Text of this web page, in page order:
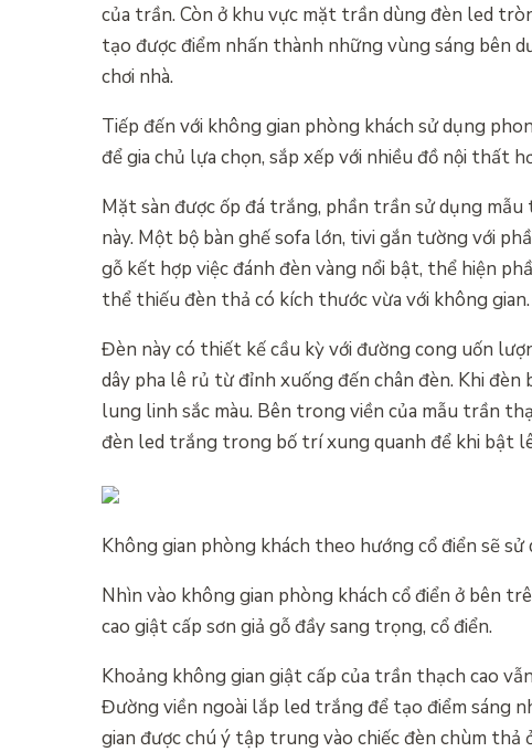
của trần. Còn ở khu vực mặt trần dùng đèn led
tạo được điểm nhấn thành những vùng sáng bên
chơi nhà.
Tiếp đến với không gian phòng khách sử dụng
để gia chủ lựa chọn, sắp xếp với nhiều đồ nội thất
Mặt sàn được ốp đá trắng, phần trần sử dụng
này. Một bộ bàn ghế sofa lớn, tivi gắn tường với
gỗ kết hợp việc đánh đèn vàng nổi bật, thể hiện
thể thiếu đèn thả có kích thước vừa với không gian.
Đèn này có thiết kế cầu kỳ với đường cong uốn
dây pha lê rủ từ đỉnh xuống đến chân đèn. Khi
lung linh sắc màu. Bên trong viền của mẫu trần
đèn led trắng trong bố trí xung quanh để khi bật
Không gian phòng khách theo hướng cổ điển sẽ
Nhìn vào không gian phòng khách cổ điển ở bên
cao giật cấp sơn giả gỗ đầy sang trọng, cổ điển.
Khoảng không gian giật cấp của trần thạch cao
Đường viền ngoài lắp led trắng để tạo điểm sáng
gian được chú ý tập trung vào chiếc đèn chùm thả